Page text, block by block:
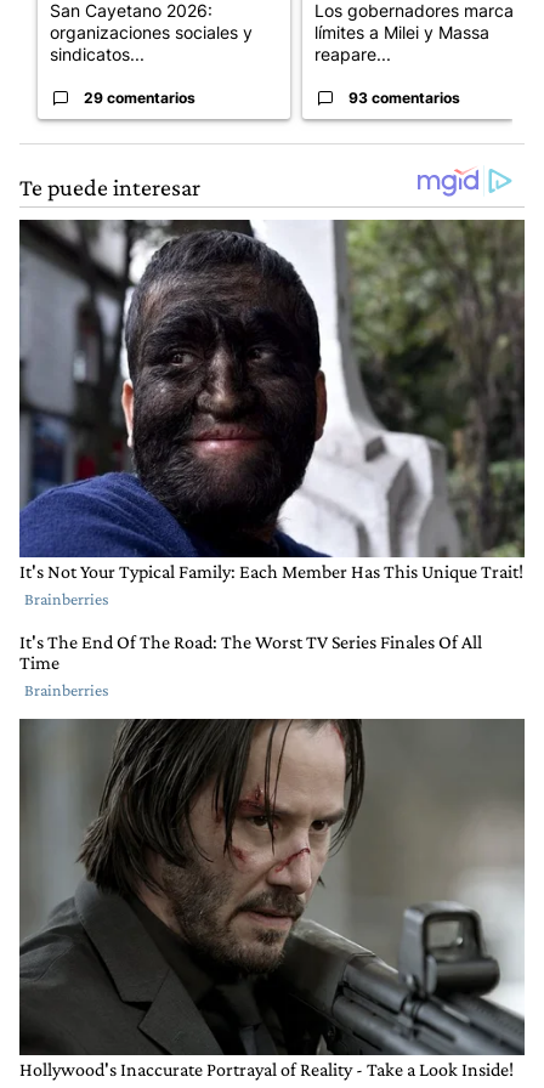
San Cayetano 2026:
organizaciones sociales y
sindicatos...
29 comentarios
Los gobernadores marcan
límites a Milei y Massa
reapare...
93 comentarios